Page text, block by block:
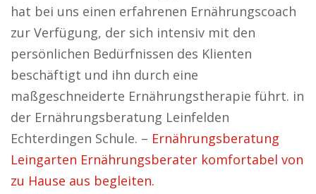
hat bei uns einen erfahrenen Ernährungscoach
zur Verfügung, der sich intensiv mit den
persönlichen Bedürfnissen des Klienten
beschäftigt und ihn durch eine
maßgeschneiderte Ernährungstherapie führt. in
der Ernährungsberatung Leinfelden
Echterdingen Schule. – Ernährungsberatung
Leingarten Ernährungsberater komfortabel von
zu Hause aus begleiten.